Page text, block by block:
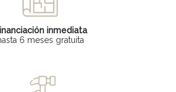
inmediata
6 meses gratuita